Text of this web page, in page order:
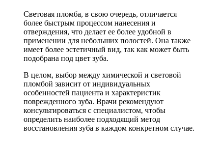
Световая пломба, в свою очередь, отличается
более быстрым процессом нанесения и
отверждения, что делает ее более удобной в
применении для небольших полостей. Она также
имеет более эстетичный вид, так как может быть
подобрана под цвет зуба.
В целом, выбор между химической и световой
пломбой зависит от индивидуальных
особенностей пациента и характеристик
поврежденного зуба. Врачи рекомендуют
консультироваться с специалистом, чтобы
определить наиболее подходящий метод
восстановления зуба в каждом конкретном случае.